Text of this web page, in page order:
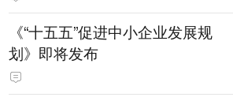
《“十五五”促进中小企业发展规
划》即将发布